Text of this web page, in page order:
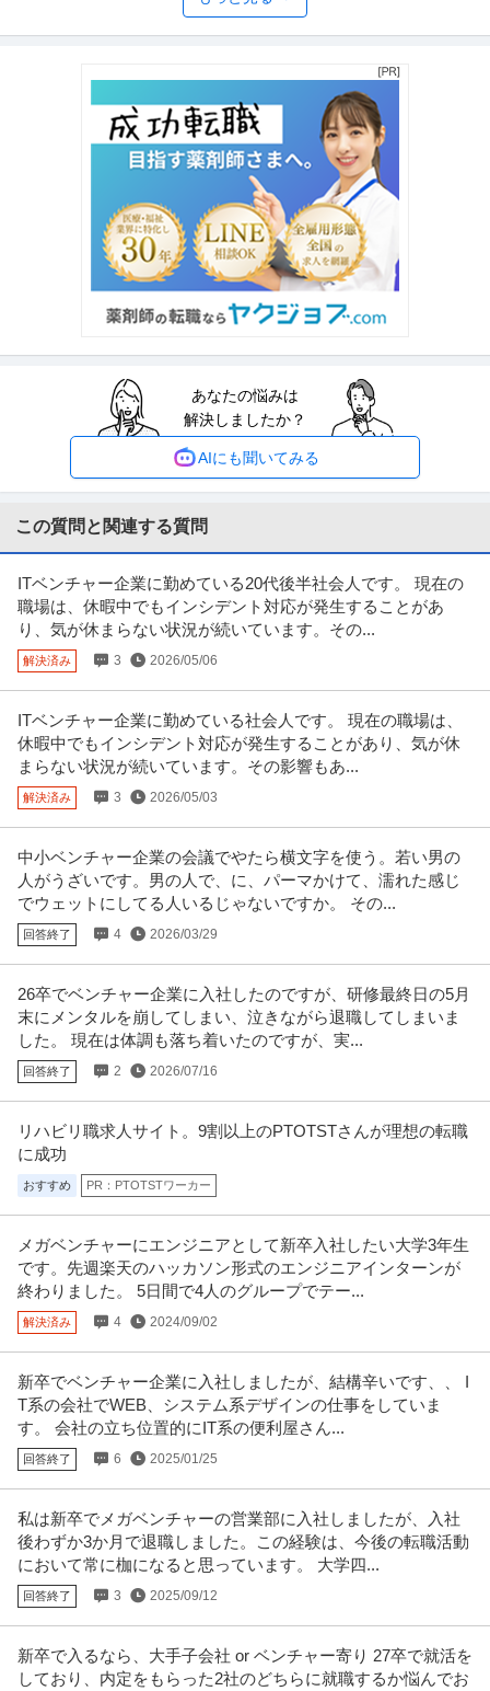
年収1000万円も可能×土日祝休み／外国人人材紹介の法人営業／
マネジメント業務
上野グループホールディングス株式会社
【年収1000万円も可能×土日祝休み】外国人人材紹介の法人営業｜マネジメ
ント業務 【高収入！稼ぐな…続きを見る
提供：上野グループホールディングス株式会社
羽田空港／施設保全サポート年休126日／土日祝休／残業10H以下
／内勤9割／安定性が強みの建コン
株式会社スタッド
交通費支給 昇給あり ミドル活躍中
年収400万円〜620万円
株式会社スタッド ＜羽田空港＞施設保全サポート◆年休126日／土日祝休／
残業10H以下／内勤9割／…続きを見る
サビ管 研修修了証必須／サービス管理責任者／土日祝休み／就労
移行・定着支援
株式会社Kaien/Kaien秋葉原
昇給あり
月給31.8万円〜38.9万円
容】 就労移行支援事業所にお…続きを見る
経理（財務会計） ／ 経理責任者候補 土日祝休み／残業ほぼなし
株式会社ダイケンホールディングス
新着 正社員 土日休み 残業月20時間以内 職場内禁煙
【職種】管理＞経理（財務会計） 【業種】不動産＞不動産管理 ※会員属性な
提供：ビズリーチ
社会福祉士 資格必須／医療ソーシャルワーカー／土日祝休み／M
SW／病院
医療法人社団真清の会/南多摩クリニック
正社員 交通費支給
＜土曜日・日曜日・祝日休み＞整形外科・内科・訪問診療クリニックにて訪
問診療相談員のお仕事です＠町田…続きを見る
提供：ケア人材バンク
出張少ない／残業20h程
新着 正社員 交通費支給 学歴不問 昇給あり
年収570万円〜700万円
Totsu 株式会社 【六本木】IT/映像機器の設計・施工管理◆年休125日／土日
祝休み／出張少な
…続きを見る
提供：doda
ケアマネジャー／土日祝休み／居宅介護支援事業所（ケアマネー
ジャー）
株式会社マロー・サウンズ・カンパニー/ダイバーシティ篠崎
正社員 未経験OK 交通費支給
＜年間休日125日以上＞居宅介護支援事業所にてケアマネジャーの募集です
＠江戸川区 【業務内容】 居 …続きを見る
提供：ケア人材バンク
創業90年の強固なグループ基盤／京都・丸太町駅徒歩1分／完全週
休2日（土日祝）
正社員 土日休み 高収入 完全週休2日制
年収800万円〜1,000万円
どに応じ、当該求人をビズリ…続きを見る
この条件の求人をもっと見る
あなたの悩みは
解決しましたか？
AIにも聞いてみる
この質問と関連する質問
ITベンチャー企業に勤めている20代後半社会人です。 現在の
職場は、休暇中でもインシデント対応が発生することがあ
り、気が休まらない状況が続いています。その...
解決済み 3 2026/05/06
ITベンチャー企業に勤めている社会人です。 現在の職場は、
休暇中でもインシデント対応が発生することがあり、気が休
まらない状況が続いています。その影響もあ...
解決済み 3 2026/05/03
中小ベンチャー企業の会議でやたら横文字を使う。若い男の
人がうざいです。男の人で、に、パーマかけて、濡れた感じ
でウェットにしてる人いるじゃないですか。 その...
回答終了 4 2026/03/29
26卒でベンチャー企業に入社したのですが、研修最終日の5月
末にメンタルを崩してしまい、泣きながら退職してしまいま
した。 現在は体調も落ち着いたのですが、実...
回答終了 2 2026/07/16
リハビリ職求人サイト。9割以上のPTOTSTさんが理想の転職
に成功
おすすめ PR：PTOTSTワーカー
メガベンチャーにエンジニアとして新卒入社したい大学3年生
です。先週楽天のハッカソン形式のエンジニアインターンが
終わりました。 5日間で4人のグループでテー...
解決済み 4 2024/09/02
新卒でベンチャー企業に入社しましたが、結構辛いです、、 I
T系の会社でWEB、システム系デザインの仕事をしていま
す。 会社の立ち位置的にIT系の便利屋さん...
回答終了 6 2025/01/25
私は新卒でメガベンチャーの営業部に入社しましたが、入社
後わずか3か月で退職しました。この経験は、今後の転職活動
において常に枷になると思っています。 大学四...
回答終了 3 2025/09/12
新卒で入るなら、大手子会社 or ベンチャー寄り 27卒で就活を
しており、内定をもらった2社のどちらに就職するか悩んでお